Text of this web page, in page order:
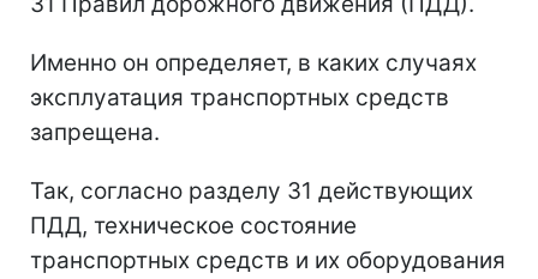
Именно он определяет, в каких случаях
эксплуатация транспортных средств
запрещена.
Так, согласно разделу 31 действующих
ПДД, техническое состояние
транспортных средств и их оборудования